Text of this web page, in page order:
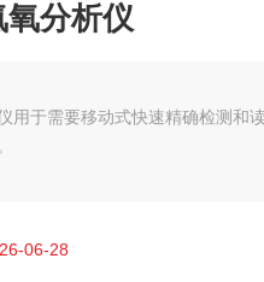
分析仪
用于需要移动式快速精确检测和
06-28